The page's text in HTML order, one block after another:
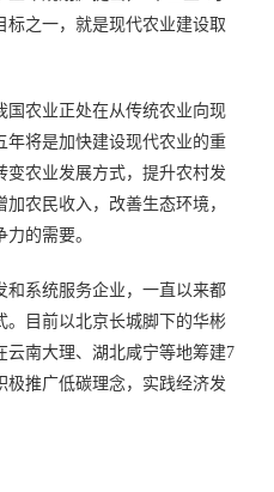
之一，就是现代农业建设取
国农业正处在从传统农业向现
年将是加快建设现代农业的重
农业发展方式，提升农村发
农民收入，改善生态环境，
的需要。
和系统服务企业，一直以来都
。目前以北京长城脚下的华彬
云南大理、湖北咸宁等地筹建7
推广低碳理念，实践经济发